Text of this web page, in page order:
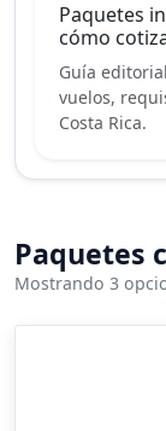
Paquetes
cómo
Guía
vuelos,
Costa Rica.
Paquetes
Mostrando 3